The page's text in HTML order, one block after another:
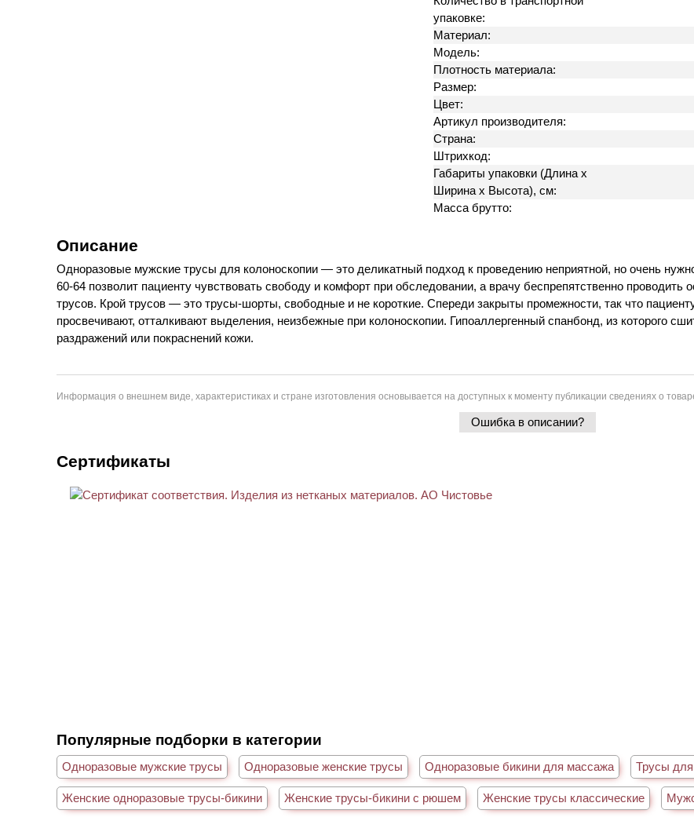
упаковке:
Материал:
Модель:
Плотность материала:
Размер:
Цвет:
Артикул производителя:
Страна:
Штрихкод:
Габариты упаковки (Длина х
Ширина х Высота), см:
Масса брутто:
Описание
Одноразовые мужские трусы для колоноскопии — это деликатный подход к проведению неприятной, но очень
60-64 позволит пациенту чувствовать свободу и комфорт при обследовании, а врачу беспрепятственно
трусов. Крой трусов — это трусы-шорты, свободные и не короткие. Спереди закрыты промежности, так что
просвечивают, отталкивают выделения, неизбежные при колоноскопии. Гипоаллергенный спанбонд, из которого
раздражений или покраснений кожи.
Информация о внешнем виде, характеристиках и стране изготовления основывается на доступных к моменту публикации сведениях о
Ошибка в описании?
Сертификаты
Популярные подборки в категории
Одноразовые мужские трусы Одноразовые женские трусы Одноразовые бикини для массажа Трусы для
Женские одноразовые трусы-бикини Женские трусы-бикини с рюшем Женские трусы классические